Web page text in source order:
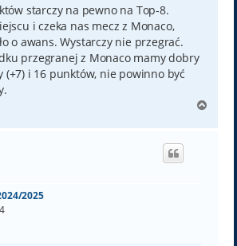
starczy na pewno na Top-8.
i czeka nas mecz z Monaco,
o awans. Wystarczy nie przegrać.
przegranej z Monaco mamy dobry
(+7) i 16 punktów, nie powinno być
g
2025